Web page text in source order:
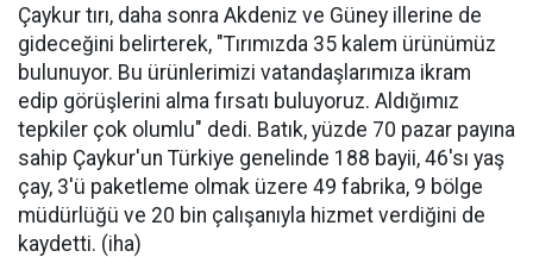
Çaykur tırı, daha sonra Akdeniz ve Güney illerine de
gideceğini belirterek, "Tırımızda 35 kalem ürünümüz
bulunuyor. Bu ürünlerimizi vatandaşlarımıza ikram
edip görüşlerini alma fırsatı buluyoruz. Aldığımız
tepkiler çok olumlu" dedi. Batık, yüzde 70 pazar payına
sahip Çaykur'un Türkiye genelinde 188 bayii, 46'sı yaş
çay, 3'ü paketleme olmak üzere 49 fabrika, 9 bölge
müdürlüğü ve 20 bin çalışanıyla hizmet verdiğini de
kaydetti. (iha)